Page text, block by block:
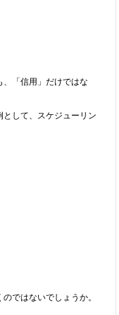
「信用」だけではな
して、スケジューリン
ではないでしょうか。